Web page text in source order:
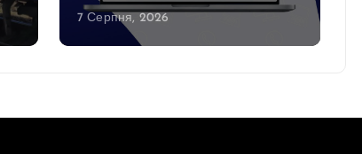
7 Серпня, 2026